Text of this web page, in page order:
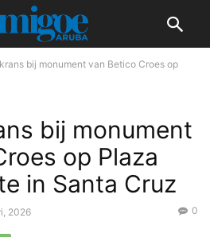
bij monument van Betico Croes op
bij monument
op Plaza
in Santa Cruz
2026 0